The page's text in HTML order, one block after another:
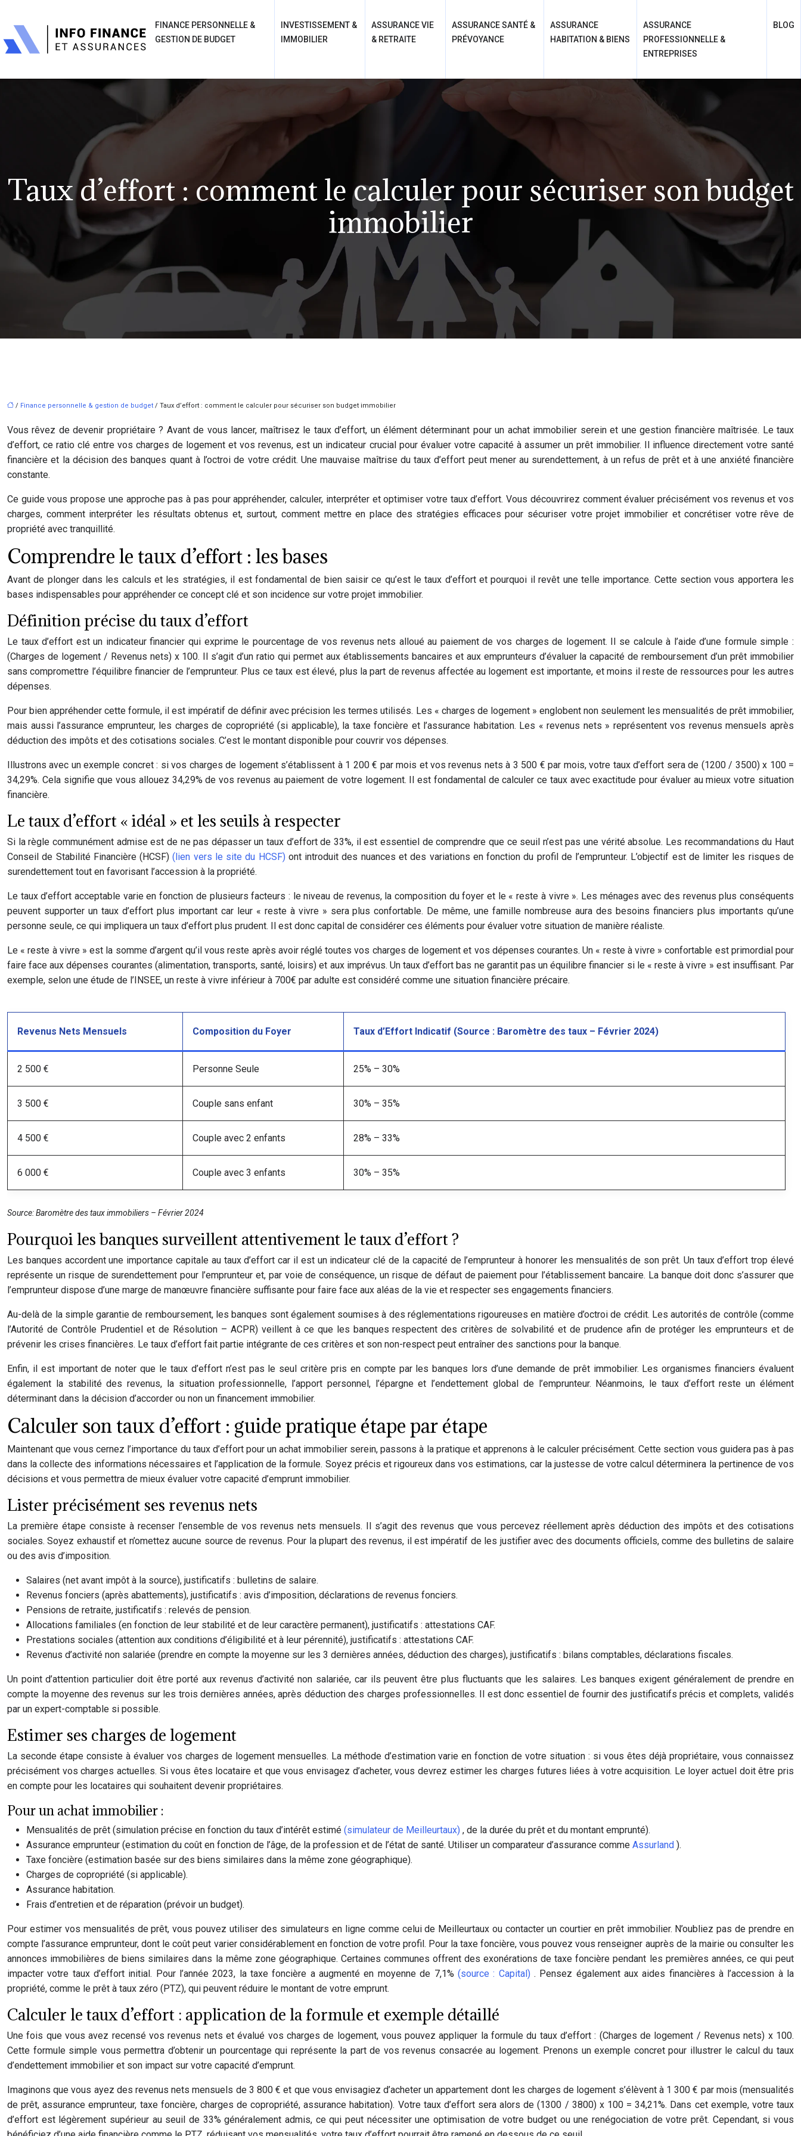
FINANCE PERSONNELLE &
GESTION DE BUDGET
INVESTISSEMENT &
IMMOBILIER
ASSURANCE VIE
& RETRAITE
ASSURANCE SANTÉ &
PRÉVOYANCE
ASSURANCE
HABITATION & BIENS
ASSURANCE
PROFESSIONNELLE &
ENTREPRISES
BLOG
Taux d’effort : comment le calculer pour sécuriser son budget
immobilier
/ Finance personnelle & gestion de budget / Taux d’effort : comment le calculer pour sécuriser son budget immobilier
Vous rêvez de devenir propriétaire ? Avant de vous lancer, maîtrisez le taux d’effort, un élément déterminant pour un achat immobilier serein et une gestion financière maîtrisée. Le taux
d’effort, ce ratio clé entre vos charges de logement et vos revenus, est un indicateur crucial pour évaluer votre capacité à assumer un prêt immobilier. Il influence directement votre santé
financière et la décision des banques quant à l’octroi de votre crédit. Une mauvaise maîtrise du taux d’effort peut mener au surendettement, à un refus de prêt et à une anxiété financière
constante.
Ce guide vous propose une approche pas à pas pour appréhender, calculer, interpréter et optimiser votre taux d’effort. Vous découvrirez comment évaluer précisément vos revenus et vos
charges, comment interpréter les résultats obtenus et, surtout, comment mettre en place des stratégies efficaces pour sécuriser votre projet immobilier et concrétiser votre rêve de
propriété avec tranquillité.
Comprendre le taux d’effort : les bases
Avant de plonger dans les calculs et les stratégies, il est fondamental de bien saisir ce qu’est le taux d’effort et pourquoi il revêt une telle importance. Cette section vous apportera les
bases indispensables pour appréhender ce concept clé et son incidence sur votre projet immobilier.
Définition précise du taux d’effort
Le taux d’effort est un indicateur financier qui exprime le pourcentage de vos revenus nets alloué au paiement de vos charges de logement. Il se calcule à l’aide d’une formule simple :
(Charges de logement / Revenus nets) x 100. Il s’agit d’un ratio qui permet aux établissements bancaires et aux emprunteurs d’évaluer la capacité de remboursement d’un prêt immobilier
sans compromettre l’équilibre financier de l’emprunteur. Plus ce taux est élevé, plus la part de revenus affectée au logement est importante, et moins il reste de ressources pour les autres
dépenses.
Pour bien appréhender cette formule, il est impératif de définir avec précision les termes utilisés. Les « charges de logement » englobent non seulement les mensualités de prêt immobilier,
mais aussi l’assurance emprunteur, les charges de copropriété (si applicable), la taxe foncière et l’assurance habitation. Les « revenus nets » représentent vos revenus mensuels après
déduction des impôts et des cotisations sociales. C’est le montant disponible pour couvrir vos dépenses.
Illustrons avec un exemple concret : si vos charges de logement s’établissent à 1 200 € par mois et vos revenus nets à 3 500 € par mois, votre taux d’effort sera de (1200 / 3500) x 100 =
34,29%. Cela signifie que vous allouez 34,29% de vos revenus au paiement de votre logement. Il est fondamental de calculer ce taux avec exactitude pour évaluer au mieux votre situation
financière.
Le taux d’effort « idéal » et les seuils à respecter
Si la règle communément admise est de ne pas dépasser un taux d’effort de 33%, il est essentiel de comprendre que ce seuil n’est pas une vérité absolue. Les recommandations du Haut
Conseil de Stabilité Financière (HCSF)(lien vers le site du HCSF) ont introduit des nuances et des variations en fonction du profil de l’emprunteur. L’objectif est de limiter les risques de
surendettement tout en favorisant l’accession à la propriété.
Le taux d’effort acceptable varie en fonction de plusieurs facteurs : le niveau de revenus, la composition du foyer et le « reste à vivre ». Les ménages avec des revenus plus conséquents
peuvent supporter un taux d’effort plus important car leur « reste à vivre » sera plus confortable. De même, une famille nombreuse aura des besoins financiers plus importants qu’une
personne seule, ce qui impliquera un taux d’effort plus prudent. Il est donc capital de considérer ces éléments pour évaluer votre situation de manière réaliste.
Le « reste à vivre » est la somme d’argent qu’il vous reste après avoir réglé toutes vos charges de logement et vos dépenses courantes. Un « reste à vivre » confortable est primordial pour
faire face aux dépenses courantes (alimentation, transports, santé, loisirs) et aux imprévus. Un taux d’effort bas ne garantit pas un équilibre financier si le « reste à vivre » est insuffisant. Par
exemple, selon une étude de l’INSEE, un reste à vivre inférieur à 700€ par adulte est considéré comme une situation financière précaire.
Revenus Nets Mensuels Composition du Foyer Taux d’Effort Indicatif (Source : Baromètre des taux – Février 2024)
2 500 € Personne Seule 25% – 30%
3 500 € Couple sans enfant 30% – 35%
4 500 € Couple avec 2 enfants 28% – 33%
6 000 € Couple avec 3 enfants 30% – 35%
Source: Baromètre des taux immobiliers – Février 2024
Pourquoi les banques surveillent attentivement le taux d’effort ?
Les banques accordent une importance capitale au taux d’effort car il est un indicateur clé de la capacité de l’emprunteur à honorer les mensualités de son prêt. Un taux d’effort trop élevé
représente un risque de surendettement pour l’emprunteur et, par voie de conséquence, un risque de défaut de paiement pour l’établissement bancaire. La banque doit donc s’assurer que
l’emprunteur dispose d’une marge de manœuvre financière suffisante pour faire face aux aléas de la vie et respecter ses engagements financiers.
Au-delà de la simple garantie de remboursement, les banques sont également soumises à des réglementations rigoureuses en matière d’octroi de crédit. Les autorités de contrôle (comme
l’Autorité de Contrôle Prudentiel et de Résolution – ACPR) veillent à ce que les banques respectent des critères de solvabilité et de prudence afin de protéger les emprunteurs et de
prévenir les crises financières. Le taux d’effort fait partie intégrante de ces critères et son non-respect peut entraîner des sanctions pour la banque.
Enfin, il est important de noter que le taux d’effort n’est pas le seul critère pris en compte par les banques lors d’une demande de prêt immobilier. Les organismes financiers évaluent
également la stabilité des revenus, la situation professionnelle, l’apport personnel, l’épargne et l’endettement global de l’emprunteur. Néanmoins, le taux d’effort reste un élément
déterminant dans la décision d’accorder ou non un financement immobilier.
Calculer son taux d’effort : guide pratique étape par étape
Maintenant que vous cernez l’importance du taux d’effort pour un achat immobilier serein, passons à la pratique et apprenons à le calculer précisément. Cette section vous guidera pas à pas
dans la collecte des informations nécessaires et l’application de la formule. Soyez précis et rigoureux dans vos estimations, car la justesse de votre calcul déterminera la pertinence de vos
décisions et vous permettra de mieux évaluer votre capacité d’emprunt immobilier.
Lister précisément ses revenus nets
La première étape consiste à recenser l’ensemble de vos revenus nets mensuels. Il s’agit des revenus que vous percevez réellement après déduction des impôts et des cotisations
sociales. Soyez exhaustif et n’omettez aucune source de revenus. Pour la plupart des revenus, il est impératif de les justifier avec des documents officiels, comme des bulletins de salaire
ou des avis d’imposition.
Salaires (net avant impôt à la source), justificatifs : bulletins de salaire.
Revenus fonciers (après abattements), justificatifs : avis d’imposition, déclarations de revenus fonciers.
Pensions de retraite, justificatifs : relevés de pension.
Allocations familiales (en fonction de leur stabilité et de leur caractère permanent), justificatifs : attestations CAF.
Prestations sociales (attention aux conditions d’éligibilité et à leur pérennité), justificatifs : attestations CAF.
Revenus d’activité non salariée (prendre en compte la moyenne sur les 3 dernières années, déduction des charges), justificatifs : bilans comptables, déclarations fiscales.
Un point d’attention particulier doit être porté aux revenus d’activité non salariée, car ils peuvent être plus fluctuants que les salaires. Les banques exigent généralement de prendre en
compte la moyenne des revenus sur les trois dernières années, après déduction des charges professionnelles. Il est donc essentiel de fournir des justificatifs précis et complets, validés
par un expert-comptable si possible.
Estimer ses charges de logement
La seconde étape consiste à évaluer vos charges de logement mensuelles. La méthode d’estimation varie en fonction de votre situation : si vous êtes déjà propriétaire, vous connaissez
précisément vos charges actuelles. Si vous êtes locataire et que vous envisagez d’acheter, vous devrez estimer les charges futures liées à votre acquisition. Le loyer actuel doit être pris
en compte pour les locataires qui souhaitent devenir propriétaires.
Pour un achat immobilier :
Mensualités de prêt (simulation précise en fonction du taux d’intérêt estimé (simulateur de Meilleurtaux) , de la durée du prêt et du montant emprunté).
Assurance emprunteur (estimation du coût en fonction de l’âge, de la profession et de l’état de santé. Utiliser un comparateur d’assurance comme Assurland ).
Taxe foncière (estimation basée sur des biens similaires dans la même zone géographique).
Charges de copropriété (si applicable).
Assurance habitation.
Frais d’entretien et de réparation (prévoir un budget).
Pour estimer vos mensualités de prêt, vous pouvez utiliser des simulateurs en ligne comme celui de Meilleurtaux ou contacter un courtier en prêt immobilier. N’oubliez pas de prendre en
compte l’assurance emprunteur, dont le coût peut varier considérablement en fonction de votre profil. Pour la taxe foncière, vous pouvez vous renseigner auprès de la mairie ou consulter les
annonces immobilières de biens similaires dans la même zone géographique. Certaines communes offrent des exonérations de taxe foncière pendant les premières années, ce qui peut
impacter votre taux d’effort initial. Pour l’année 2023, la taxe foncière a augmenté en moyenne de 7,1% (source : Capital) . Pensez également aux aides financières à l’accession à la
propriété, comme le prêt à taux zéro (PTZ), qui peuvent réduire le montant de votre emprunt.
Calculer le taux d’effort : application de la formule et exemple détaillé
Une fois que vous avez recensé vos revenus nets et évalué vos charges de logement, vous pouvez appliquer la formule du taux d’effort : (Charges de logement / Revenus nets) x 100.
Cette formule simple vous permettra d’obtenir un pourcentage qui représente la part de vos revenus consacrée au logement. Prenons un exemple concret pour illustrer le calcul du taux
d’endettement immobilier et son impact sur votre capacité d’emprunt.
Imaginons que vous ayez des revenus nets mensuels de 3 800 € et que vous envisagiez d’acheter un appartement dont les charges de logement s’élèvent à 1 300 € par mois (mensualités
de prêt, assurance emprunteur, taxe foncière, charges de copropriété, assurance habitation). Votre taux d’effort sera alors de (1300 / 3800) x 100 = 34,21%. Dans cet exemple, votre taux
d’effort est légèrement supérieur au seuil de 33% généralement admis, ce qui peut nécessiter une optimisation de votre budget ou une renégociation de votre prêt. Cependant, si vous